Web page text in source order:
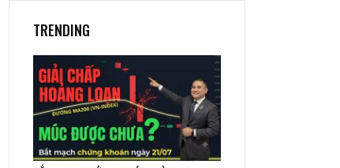
TRENDING